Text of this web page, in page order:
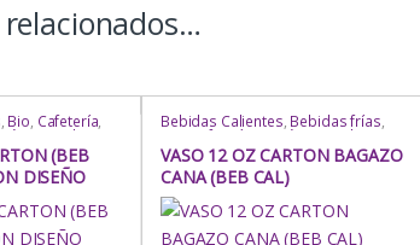
, Bio, Cafetería,
/ Papel
, Hogar
,Para Llevar
,Rubro,Uso
(BEB
DISEÑO
Bebidas Calientes, Bebidas frías,
Cafetería Cartón / Papel
Cartón de Bagazo,Comida Rápida,
Delivery,Hogar,Industria /
Sanitaria,Para Llevar
Repostería ,
Vasos,Vasos
VASO 12 OZ CARTON BAGAZO
CANA (BEB CAL)